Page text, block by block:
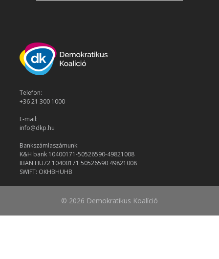
Telefon:
+36 21 300 1000
E-mail:
info@dkp.hu
Bankszámlaszámunk:
K&H bank 10400171-50526590-49821008
IBAN HU72 10400171 50526590 49821008
SWIFT: OKHBHUHB
© 2026 Demokratikus Koalíció